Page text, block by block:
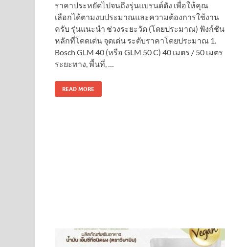
ราคาประหยัดไปจนถึงรุ่นแบรนด์ดัง เพื่อให้คุณ
เลือกได้ตามงบประมาณและความต้องการใช้งาน
ครับ รุ่นแนะนำ ช่วงระยะวัด (โดยประมาณ) ฟังก์ชัน
หลักที่โดดเด่น จุดเด่น ระดับราคาโดยประมาณ 1.
Bosch GLM 40 (หรือ GLM 50 C) 40 เมตร / 50 เมตร
ระยะทาง, พื้นที่, …
READ MORE